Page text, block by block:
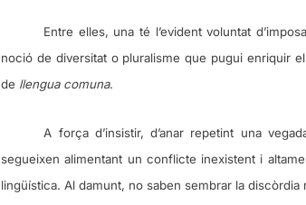
Entre elles, una té l’evident voluntat
noció de diversitat o pluralisme que pugui enriquir
de llengua comuna.
A força d’insistir, d’anar repetint una
segueixen alimentant un conflicte inexistent i
lingüística. Al damunt, no saben sembrar la